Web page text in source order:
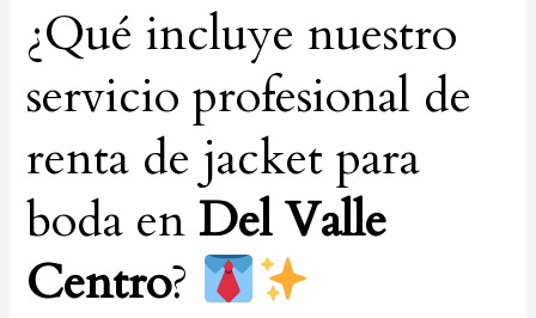
¿Qué incluye nuestro
servicio profesional de
renta de jacket para
boda enDel Valle
Centro?